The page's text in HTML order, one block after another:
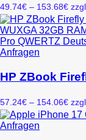
auf.
Die
Optionen
können
auf
werden
49.74€ – 153.68€
bis
Anfragen
weist
mehrere
auf.
Die
Optionen
57.24€ – 154.06€
Anfragen